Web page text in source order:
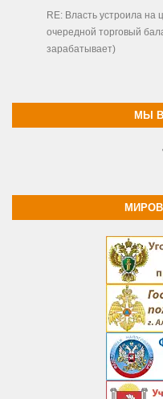
RE: Власть устроила
очередной торговый
зарабатывает)
МЫ В